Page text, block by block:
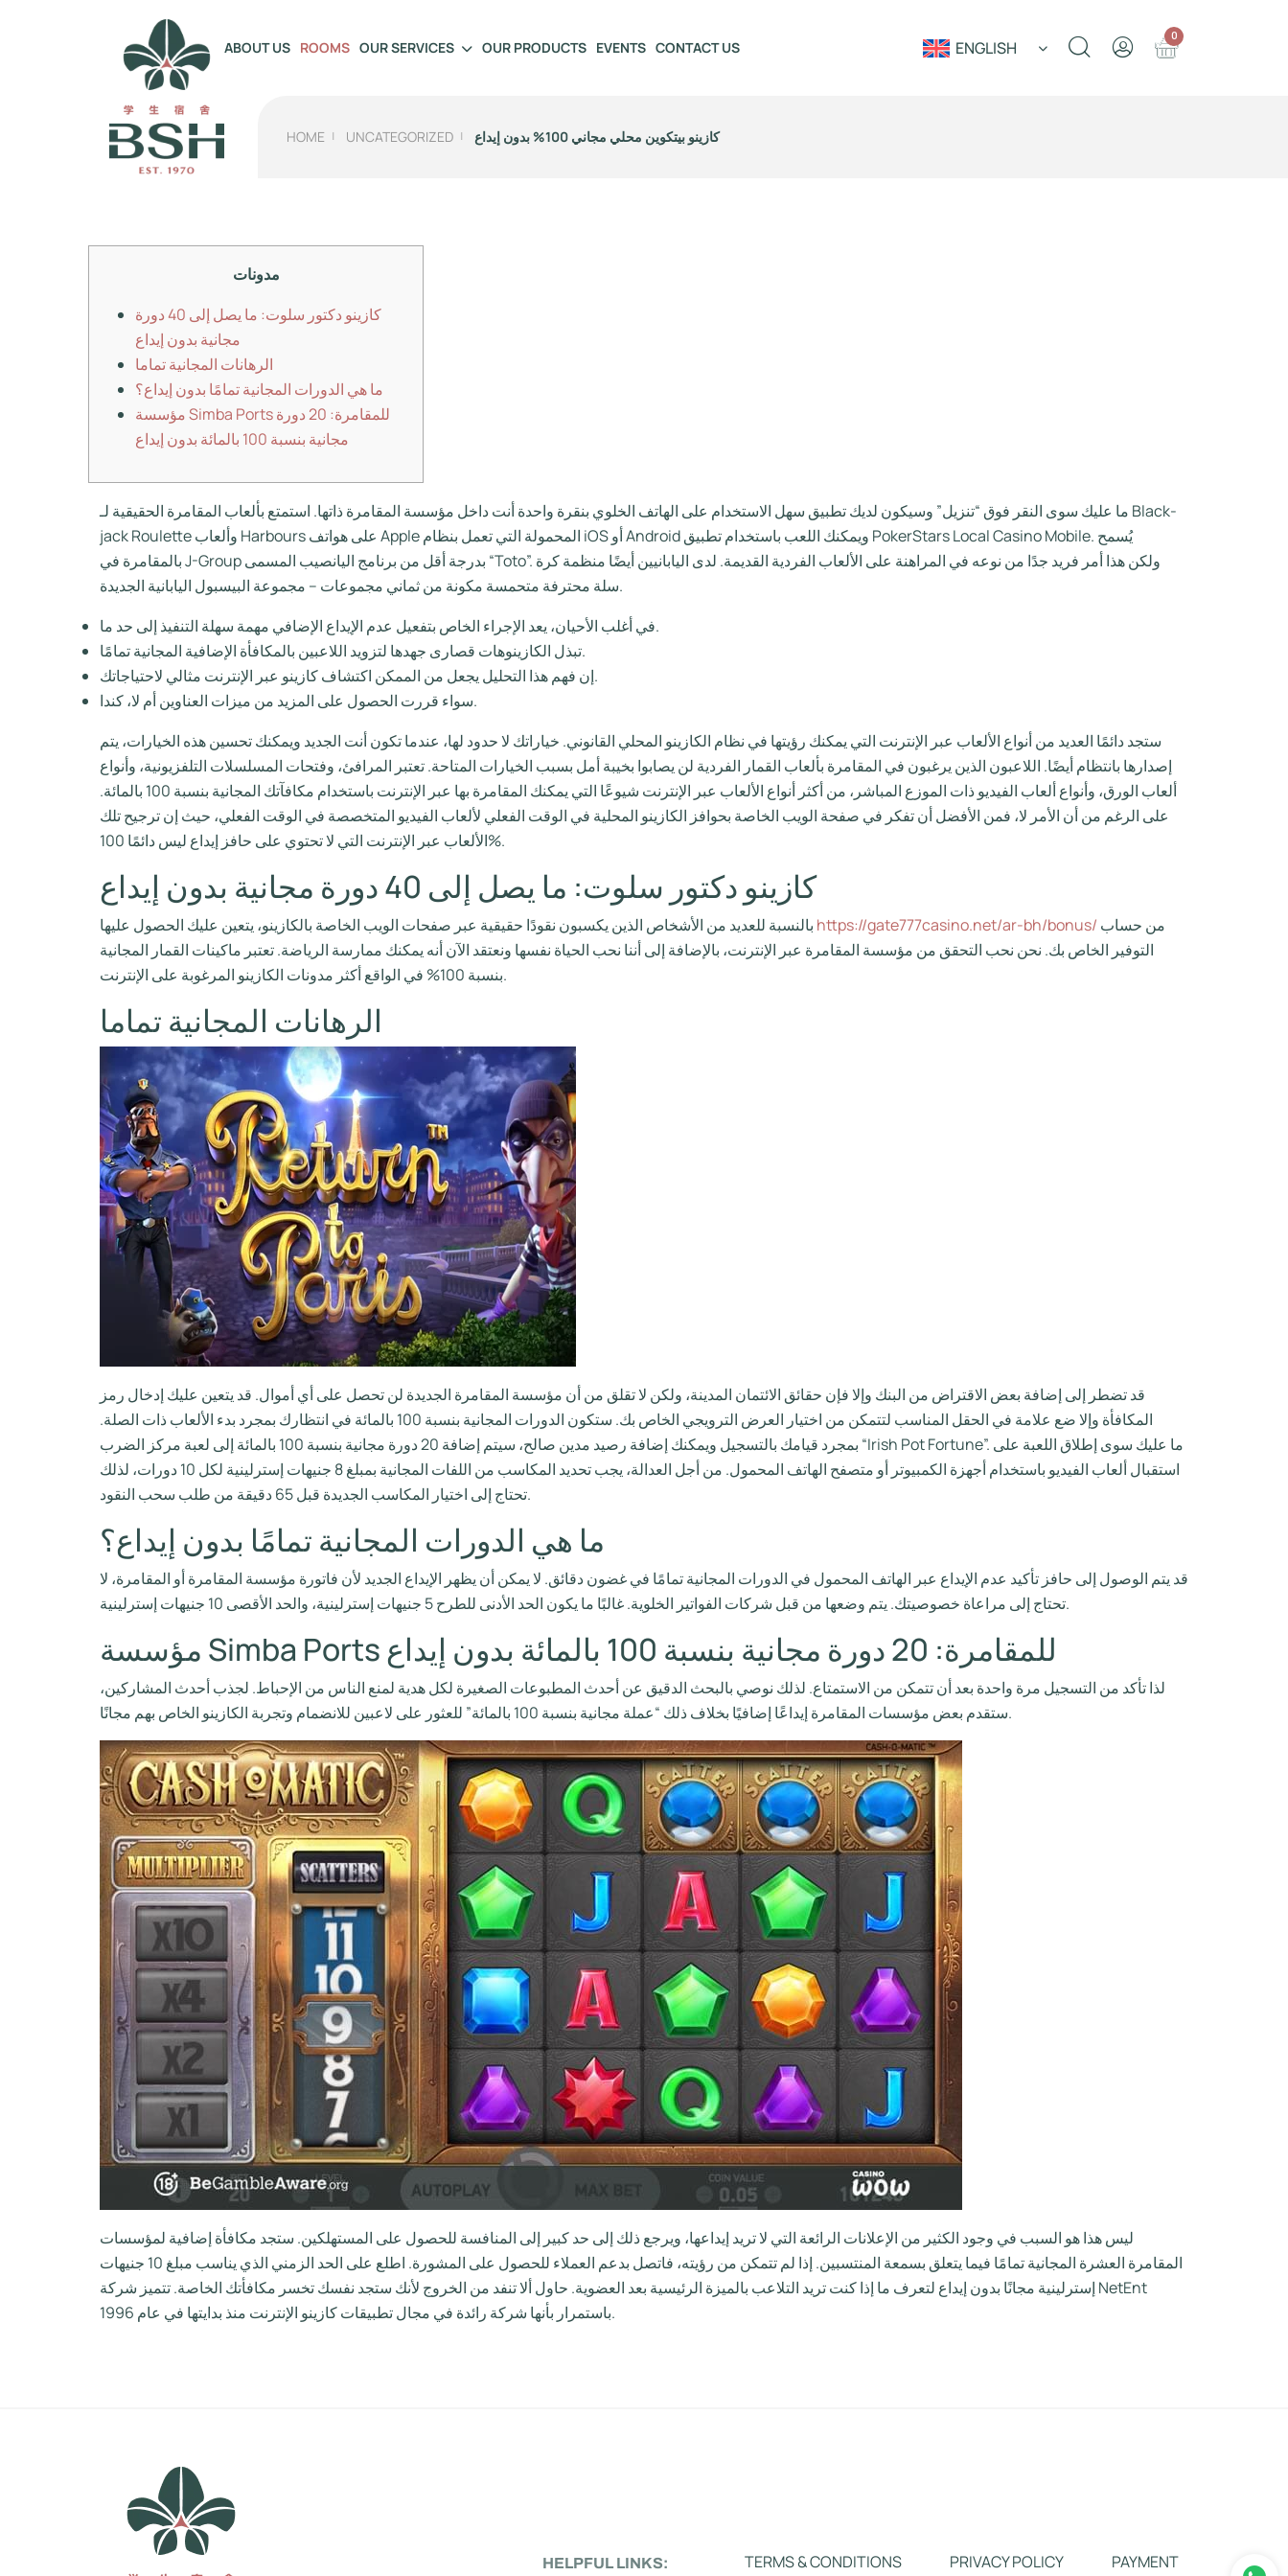
ABOUT US ROOMS OUR SERVICES OUR PRODUCTS EVENTS CONTACT US ENGLISH
0
HOME UNCATEGORIZED كازينو بيتكوين محلي مجاني 100% بدون إيداع
مدونات
كازينو دكتور سلوت: ما يصل إلى 40 دورة
مجانية بدون إيداع
الرهانات المجانية تماما
ما هي الدورات المجانية تمامًا بدون إيداع؟
مؤسسة Simba Ports للمقامرة: 20 دورة
مجانية بنسبة 100 بالمائة بدون إيداع
ما عليك سوى النقر فوق “تنزيل” وسيكون لديك تطبيق سهل الاستخدام على الهاتف الخلوي بنقرة واحدة أنت داخل مؤسسة المقامرة ذاتها. استمتع بألعاب المقامرة الحقيقية لـ Black-
jack Roulette وألعاب Harbours على هواتف Apple المحمولة التي تعمل بنظام iOS أو Android ويمكنك اللعب باستخدام تطبيق PokerStars Local Casino Mobile. يُسمح
بالمقامرة في J-Group بدرجة أقل من برنامج اليانصيب المسمى “Toto”. ولكن هذا أمر فريد جدًا من نوعه في المراهنة على الألعاب الفردية القديمة. لدى اليابانيين أيضًا منظمة كرة
سلة محترفة متحمسة مكونة من ثماني مجموعات – مجموعة البيسبول اليابانية الجديدة.
في أغلب الأحيان، يعد الإجراء الخاص بتفعيل عدم الإيداع الإضافي مهمة سهلة التنفيذ إلى حد ما.
تبذل الكازينوهات قصارى جهدها لتزويد اللاعبين بالمكافأة الإضافية المجانية تمامًا.
إن فهم هذا التحليل يجعل من الممكن اكتشاف كازينو عبر الإنترنت مثالي لاحتياجاتك.
سواء قررت الحصول على المزيد من ميزات العناوين أم لا، كندا.
ستجد دائمًا العديد من أنواع الألعاب عبر الإنترنت التي يمكنك رؤيتها في نظام الكازينو المحلي القانوني. خياراتك لا حدود لها، عندما تكون أنت الجديد ويمكنك تحسين هذه الخيارات، يتم
إصدارها بانتظام أيضًا. اللاعبون الذين يرغبون في المقامرة بألعاب القمار الفردية لن يصابوا بخيبة أمل بسبب الخيارات المتاحة. تعتبر المرافئ، وفتحات المسلسلات التلفزيونية، وأنواع
ألعاب الورق، وأنواع ألعاب الفيديو ذات الموزع المباشر، من أكثر أنواع الألعاب عبر الإنترنت شيوعًا التي يمكنك المقامرة بها عبر الإنترنت باستخدام مكافآتك المجانية بنسبة 100 بالمائة.
على الرغم من أن الأمر لا، فمن الأفضل أن تفكر في صفحة الويب الخاصة بحوافز الكازينو المحلية في الوقت الفعلي لألعاب الفيديو المتخصصة في الوقت الفعلي، حيث إن ترجيح تلك
الألعاب عبر الإنترنت التي لا تحتوي على حافز إيداع ليس دائمًا 100%.
كازينو دكتور سلوت: ما يصل إلى 40 دورة مجانية بدون إيداع
https://gate777casino.net/ar-bh/bonus/
التوفير الخاص بك. نحن نحب التحقق من مؤسسة المقامرة عبر الإنترنت، بالإضافة إلى أننا نحب الحياة نفسها ونعتقد الآن أنه يمكنك ممارسة الرياضة. تعتبر ماكينات القمار المجانية
بنسبة 100% في الواقع أكثر مدونات الكازينو المرغوبة على الإنترنت.
الرهانات المجانية تماما
قد تضطر إلى إضافة بعض الاقتراض من البنك وإلا فإن حقائق الائتمان المدينة، ولكن لا تقلق من أن مؤسسة المقامرة الجديدة لن تحصل على أي أموال. قد يتعين عليك إدخال رمز
المكافأة وإلا ضع علامة في الحقل المناسب لتتمكن من اختيار العرض الترويجي الخاص بك. ستكون الدورات المجانية بنسبة 100 بالمائة في انتظارك بمجرد بدء الألعاب ذات الصلة.
بمجرد قيامك بالتسجيل ويمكنك إضافة رصيد مدين صالح، سيتم إضافة 20 دورة مجانية بنسبة 100 بالمائة إلى لعبة مركز الضرب “Irish Pot Fortune”. ما عليك سوى إطلاق اللعبة على
استقبال ألعاب الفيديو باستخدام أجهزة الكمبيوتر أو متصفح الهاتف المحمول. من أجل العدالة، يجب تحديد المكاسب من اللفات المجانية بمبلغ 8 جنيهات إسترلينية لكل 10 دورات، لذلك
تحتاج إلى اختيار المكاسب الجديدة قبل 65 دقيقة من طلب سحب النقود.
ما هي الدورات المجانية تمامًا بدون إيداع؟
قد يتم الوصول إلى حافز تأكيد عدم الإيداع عبر الهاتف المحمول في الدورات المجانية تمامًا في غضون دقائق. لا يمكن أن يظهر الإيداع الجديد لأن فاتورة مؤسسة المقامرة أو المقامرة، لا
تحتاج إلى مراعاة خصوصيتك. يتم وضعها من قبل شركات الفواتير الخلوية. غالبًا ما يكون الحد الأدنى للطرح 5 جنيهات إسترلينية، والحد الأقصى 10 جنيهات إسترلينية.
مؤسسة Simba Ports للمقامرة: 20 دورة مجانية بنسبة 100 بالمائة بدون إيداع
لذا تأكد من التسجيل مرة واحدة بعد أن تتمكن من الاستمتاع. لذلك نوصي بالبحث الدقيق عن أحدث المطبوعات الصغيرة لكل هدية لمنع الناس من الإحباط. لجذب أحدث المشاركين،
ستقدم بعض مؤسسات المقامرة إيداعًا إضافيًا بخلاف ذلك “عملة مجانية بنسبة 100 بالمائة” للعثور على لاعبين للانضمام وتجربة الكازينو الخاص بهم مجانًا.
ليس هذا هو السبب في وجود الكثير من الإعلانات الرائعة التي لا تريد إيداعها، ويرجع ذلك إلى حد كبير إلى المنافسة للحصول على المستهلكين. ستجد مكافأة إضافية لمؤسسات
المقامرة العشرة المجانية تمامًا فيما يتعلق بسمعة المنتسبين. إذا لم تتمكن من رؤيته، فاتصل بدعم العملاء للحصول على المشورة. اطلع على الحد الزمني الذي يناسب مبلغ 10 جنيهات
إسترلينية مجانًا بدون إيداع لتعرف ما إذا كنت تريد التلاعب بالميزة الرئيسية بعد العضوية. حاول ألا تنفد من الخروج لأنك ستجد نفسك تخسر مكافأتك الخاصة. تتميز شركة NetEnt
باستمرار بأنها شركة رائدة في مجال تطبيقات كازينو الإنترنت منذ بدايتها في عام 1996.
HELPFUL LINKS: TERMS & CONDITIONS PRIVACY POLICY PAYMENT